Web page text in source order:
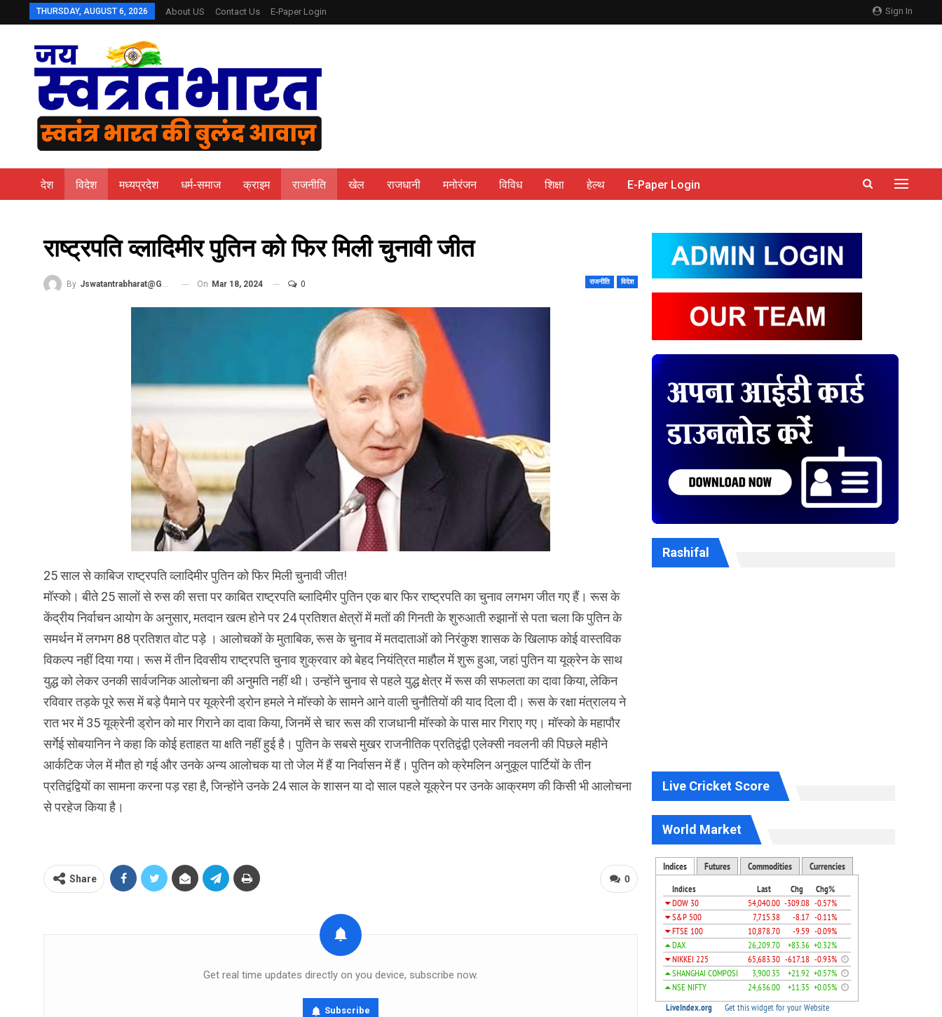
Sign In
THURSDAY, AUGUST 6, 2026 About US Contact Us E-Paper Login
देश विदेश मध्यप्रदेश धर्म-समाज क्राइम राजनीति खेल राजधानी मनोरंजन विविध शिक्षा हेल्थ E-Paper Login
राष्ट्रपति व्लादिमीर पुतिन को फिर मिली चुनावी जीत
राजनीति विदेश
By Jswatantrabharat@gmail.com On Mar 18, 2024 0
25 साल से काबिज राष्ट्रपति व्लादिमीर पुतिन को फिर मिली चुनावी जीत!
मॉस्को। बीते 25 सालों से रुस की सत्ता पर काबित राष्ट्रपति ब्लादिमीर पुतिन एक बार फिर राष्ट्रपति का चुनाव लगभग जीत गए हैं। रूस के
केंद्रीय निर्वाचन आयोग के अनुसार, मतदान खत्म होने पर 24 प्रतिशत क्षेत्रों में मतों की गिनती के शुरुआती रुझानों से पता चला कि पुतिन के
समर्थन में लगभग 88 प्रतिशत वोट पड़े । आलोचकों के मुताबिक, रूस के चुनाव में मतदाताओं को निरंकुश शासक के खिलाफ कोई वास्तविक
विकल्प नहीं दिया गया। रूस में तीन दिवसीय राष्ट्रपति चुनाव शुक्रवार को बेहद नियंत्रित माहौल में शुरू हुआ, जहां पुतिन या यूक्रेन के साथ
युद्ध को लेकर उनकी सार्वजनिक आलोचना की अनुमति नहीं थी। उन्होंने चुनाव से पहले युद्ध क्षेत्र में रूस की सफलता का दावा किया, लेकिन
रविवार तड़के पूरे रूस में बड़े पैमाने पर यूक्रेनी ड्रोन हमले ने मॉस्को के सामने आने वाली चुनौतियों की याद दिला दी। रूस के रक्षा मंत्रालय ने
रात भर में 35 यूक्रेनी ड्रोन को मार गिराने का दावा किया, जिनमें से चार रूस की राजधानी मॉस्को के पास मार गिराए गए। मॉस्को के महापौर
सर्गेई सोबयानिन ने कहा कि कोई हताहत या क्षति नहीं हुई है। पुतिन के सबसे मुखर राजनीतिक प्रतिद्वंद्वी एलेक्सी नवलनी की पिछले महीने
आर्कटिक जेल में मौत हो गई और उनके अन्य आलोचक या तो जेल में हैं या निर्वासन में हैं। पुतिन को क्रेमलिन अनुकूल पार्टियों के तीन
प्रतिद्वंद्वियों का सामना करना पड़ रहा है, जिन्होंने उनके 24 साल के शासन या दो साल पहले यूक्रेन पर उनके आक्रमण की किसी भी आलोचना
से परहेज किया है।
0
Share
Get real time updates directly on you device, subscribe now.
Subscribe
Rashifal
Live Cricket Score
World Market